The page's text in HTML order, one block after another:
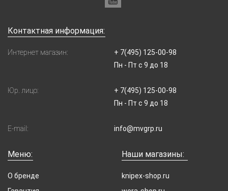
Контактная информация:
Интернет магазин:
+ 7(495) 125-00-98
Пн - Пт с 9 до 18
Юр. лицо:
+ 7(495) 125-00-98
Пн - Пт с 9 до 18
E-mail: info@mvgrp.ru
Меню:
О бренде
Наши магазины:
knipex-shop.ru